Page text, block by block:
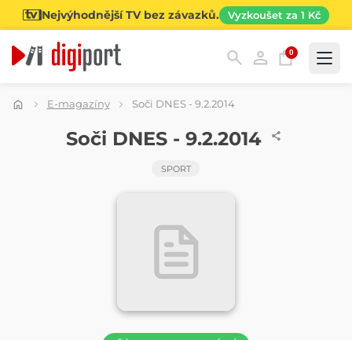
Nejvýhodnější TV bez závazků. Vyzkoušet za 1 Kč
0
Kategorie
E-magazíny Soči DNES - 9.2.2014
Soči DNES - 9.2.2014
SPORT